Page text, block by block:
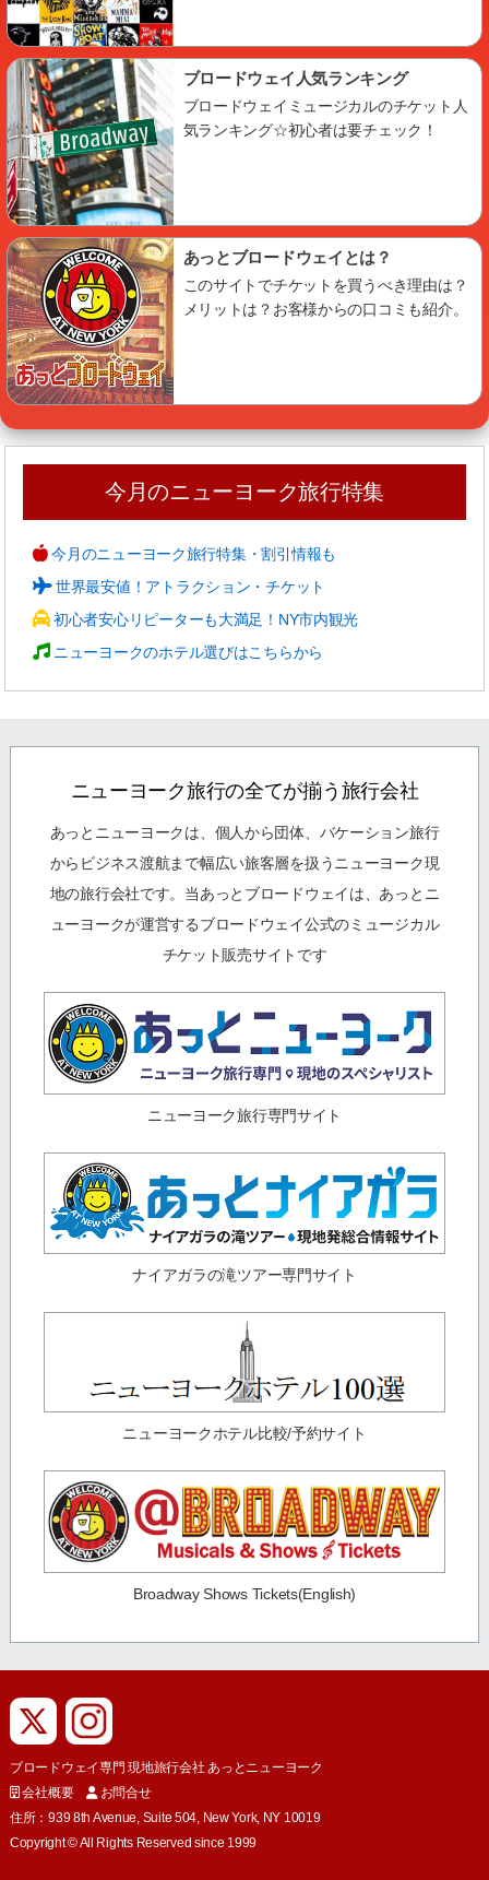
ブロードウェイ人気ランキング
ブロードウェイミュージカルのチケット人
気ランキング☆初心者は要チェック！
あっとブロードウェイとは？
このサイトでチケットを買うべき理由は？
メリットは？お客様からの口コミも紹介。
今月のニューヨーク旅行特集
今月のニューヨーク旅行特集・割引情報も
世界最安値！アトラクション・チケット
初心者安心リピーターも大満足！NY市内観光
ニューヨークのホテル選びはこちらから
ニューヨーク旅行の全てが揃う旅行会社
あっとニューヨークは、個人から団体、バケーション旅行
からビジネス渡航まで幅広い旅客層を扱うニューヨーク現
地の旅行会社です。当あっとブロードウェイは、あっとニ
ューヨークが運営するブロードウェイ公式のミュージカル
チケット販売サイトです
ニューヨーク旅行専門サイト
ナイアガラの滝ツアー専門サイト
ニューヨークホテル比較/予約サイト
Broadway Shows Tickets(English)
ブロードウェイ専門 現地旅行会社 あっとニューヨーク
会社概要
お問合せ
住所：939 8th Avenue, Suite 504, New York, NY 10019
Copyright © All Rights Reserved since 1999